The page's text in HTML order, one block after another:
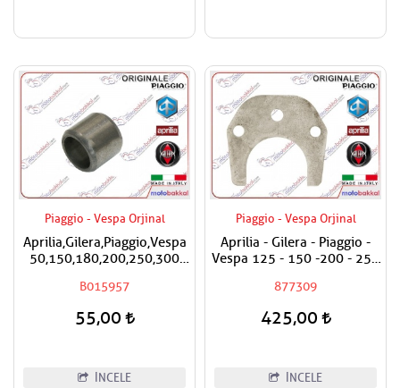
Piaggio - Vespa Orjinal
Aprilia,Gilera,Piaggio,Vespa
50,150,180,200,250,300
Fiyatıdır
B015957
55,00
İNCELE
Piaggio - Vespa Orjinal
Aprilia - Gilera - Piaggio -
Vespa 125 - 150 -200 - 250
Hilali
877309
425,00
İNCELE